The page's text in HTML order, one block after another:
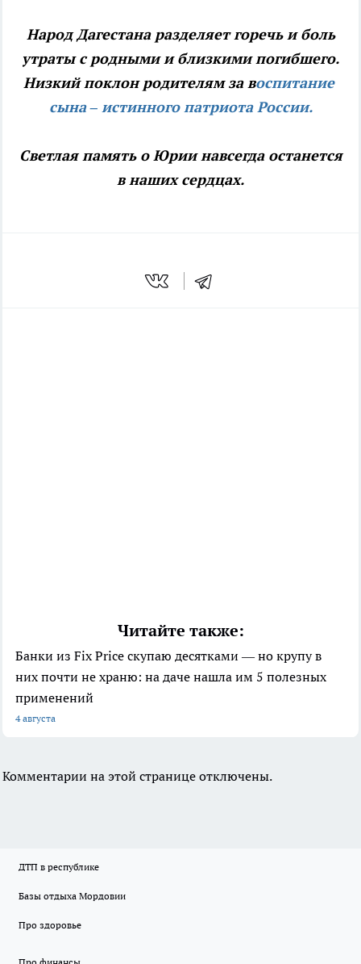
Народ Дагестана разделяет горечь и боль
утраты с родными и близкими погибшего.
Низкий поклон родителям за воспитание
сына – истинного патриота России.
Светлая память о Юрии навсегда останется
в наших сердцах.
Читайте также:
Банки из Fix Price скупаю десятками — но крупу в
них почти не храню: на даче нашла им 5 полезных
применений
4 августа
Комментарии на этой странице отключены.
ДТП в республике
Базы отдыха Мордовии
Про здоровье